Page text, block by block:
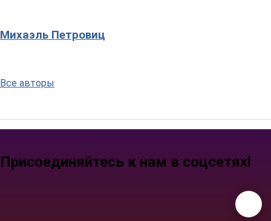
Михаэль Петровиц
Все авторы
Присоединяйтесь к нам в соцсетях!